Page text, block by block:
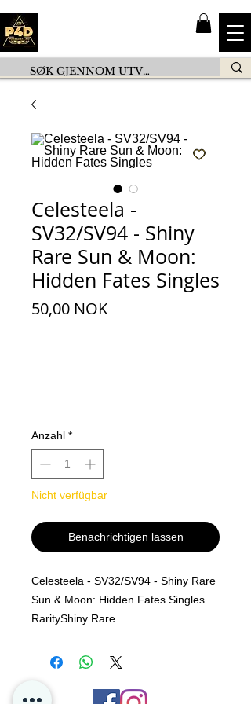
Celesteela -
SV32/SV94 - Shiny
Rare Sun & Moon:
Hidden Fates Singles
50,00 NOKPreis
Anzahl *
Nicht verfügbar
Benachrichtigen lassen
Celesteela - SV32/SV94 - Shiny Rare
Sun & Moon: Hidden Fates Singles
RarityShiny Rare
polise på løs kort hos oss i P4D.